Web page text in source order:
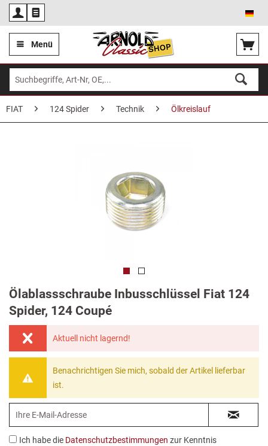
Menü
FIAT 124 Spider Technik Ölkreislauf
Ölablassschraube Inbusschlüssel Fiat 124
Spider, 124 Coupé
Aktuell nicht lagernd!
Benachrichtigen Sie mich, sobald der Artikel lieferbar
ist.
Ich habe die Datenschutzbestimmungen zur Kenntnis